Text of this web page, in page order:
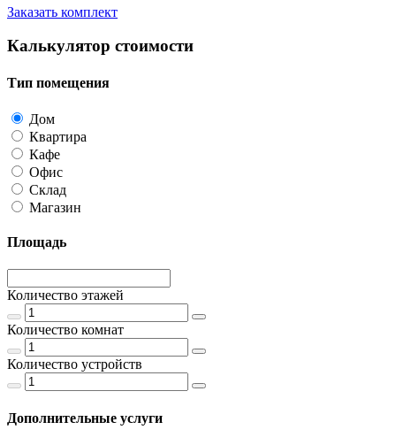
Заказать комплект
Калькулятор стоимости
Тип помещения
Дом
Квартира
Кафе
Офис
Склад
Магазин
Площадь
Количество этажей
Количество комнат
Количество устройств
Дополнительные услуги